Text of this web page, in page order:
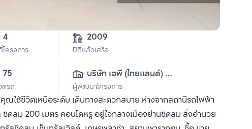
4
ครงการ
2009
ปีที่แล้วเสร็จ
75
รถ
บริษัท เอพี (ไทยแลนด์)
จำกัด(มหาชน)
ผู้พัฒนาโครงการ
ช้ชีวิตเหนือระดับ เดินทางสะดวกสบาย ห่างจากสถานีรถไฟฟ้า
ดลม 200 เมตร คอนโดหรู อยู่ใจกลางเมืองย่านชิดลม สิ่งอำนวย